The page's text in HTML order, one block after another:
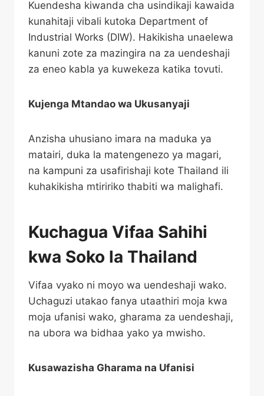
Kuendesha kiwanda cha usindikaji kawaida
kunahitaji vibali kutoka Department of
Industrial Works (DIW). Hakikisha unaelewa
kanuni zote za mazingira na za uendeshaji
za eneo kabla ya kuwekeza katika tovuti.
Kujenga Mtandao wa Ukusanyaji
Anzisha uhusiano imara na maduka ya
matairi, duka la matengenezo ya magari,
na kampuni za usafirishaji kote Thailand ili
kuhakikisha mtiririko thabiti wa malighafi.
Kuchagua Vifaa Sahihi
kwa Soko la Thailand
Vifaa vyako ni moyo wa uendeshaji wako.
Uchaguzi utakao fanya utaathiri moja kwa
moja ufanisi wako, gharama za uendeshaji,
na ubora wa bidhaa yako ya mwisho.
Kusawazisha Gharama na Ufanisi